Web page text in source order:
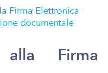
Firma Elettronica
documentale
alla Firma